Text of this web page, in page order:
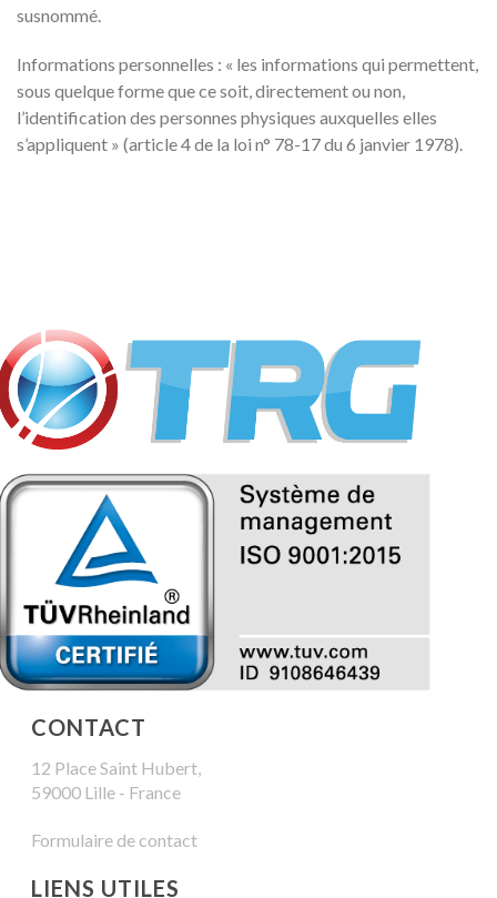
susnommé.
Informations personnelles : « les informations qui permettent,
sous quelque forme que ce soit, directement ou non,
l’identification des personnes physiques auxquelles elles
s’appliquent » (article 4 de la loi n° 78-17 du 6 janvier 1978).
CONTACT
12 Place Saint Hubert,
59000 Lille - France
Formulaire de contact
LIENS UTILES